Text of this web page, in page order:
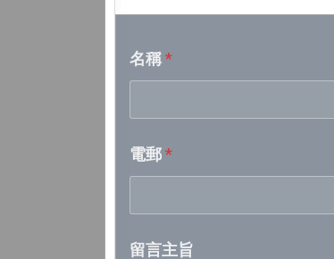
2026/6/9 – 2026/6/15
2026/6/2 – 2026/6/8
2026/5/19- 2026/5/25
2026/5/5- 2026/5/11
名稱*
電郵*
留言主旨